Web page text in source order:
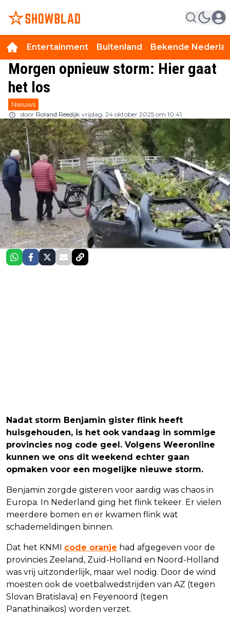
Entertainment Buitenland Bekende
Morgen opnieuw storm: Hier gaat
het los
Nieuws
door Roland Reedijk vrijdag, 24 oktober 2025 om 10:41
Nadat storm Benjamin gister flink heeft
huisgehouden, is het ook vandaag in sommige
provincies nog code geel. Volgens Weeronline
kunnen we ons dit weekend echter gaan
opmaken voor een mogelijke nieuwe storm.
Benjamin zorgde gisteren voor aardig was chaos in
Europa. In Nederland ging het flink tekeer. Er vielen
meerdere bomen en er kwamen flink wat
schademeldingen binnen.
Dat het KNMI code oranje had afgegeven voor de
provincies Zeeland, Zuid-Holland en Noord-Holland
was vrij uitzonderlijk, maar wel nodig. Door de wind
moesten ook de voetbalwedstrijden van AZ (tegen
Slovan Bratislava) en Feyenoord (tegen
Panathinaikos) worden verzet.